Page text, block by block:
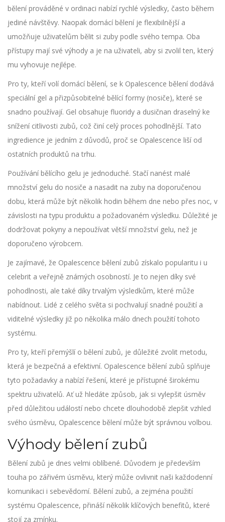
bělení prováděné v ordinaci nabízí rychlé výsledky, často během
jediné návštěvy. Naopak domácí bělení je flexibilnější a
umožňuje uživatelům bělit si zuby podle svého tempa. Oba
přístupy mají své výhody a je na uživateli, aby si zvolil ten, který
mu vyhovuje nejlépe.
Pro ty, kteří volí domácí bělení, se k Opalescence bělení dodává
speciální gel a přizpůsobitelné bělící formy (nosiče), které se
snadno používají. Gel obsahuje fluoridy a dusičnan draselný ke
snížení citlivosti zubů, což činí celý proces pohodlnější. Tato
ingredience je jedním z důvodů, proč se Opalescence liší od
ostatních produktů na trhu.
Používání bělícího gelu je jednoduché. Stačí nanést malé
množství gelu do nosiče a nasadit na zuby na doporučenou
dobu, která může být několik hodin během dne nebo přes noc, v
závislosti na typu produktu a požadovaném výsledku. Důležité je
dodržovat pokyny a nepoužívat větší množství gelu, než je
doporučeno výrobcem.
Je zajímavé, že Opalescence bělení zubů získalo popularitu i u
celebrit a veřejně známých osobností. Je to nejen díky své
pohodlnosti, ale také díky trvalým výsledkům, které může
nabídnout. Lidé z celého světa si pochvalují snadné použití a
viditelné výsledky již po několika málo dnech použití tohoto
systému.
Pro ty, kteří přemýšlí o bělení zubů, je důležité zvolit metodu,
která je bezpečná a efektivní. Opalescence bělení zubů splňuje
tyto požadavky a nabízí řešení, které je přístupné širokému
spektru uživatelů. Ať už hledáte způsob, jak si vylepšit úsměv
před důležitou událostí nebo chcete dlouhodobě zlepšit vzhled
svého úsměvu, Opalescence bělení může být správnou volbou.
Výhody bělení zubů
Bělení zubů je dnes velmi oblíbené. Důvodem je především
touha po zářivém úsměvu, který může ovlivnit naši každodenní
komunikaci i sebevědomí. Bělení zubů, a zejména použití
systému Opalescence, přináší několik klíčových benefitů, které
stojí za zmínku.